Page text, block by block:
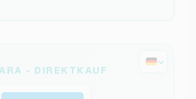
- DIREKTKAUF